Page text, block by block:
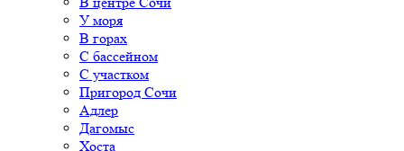
У моря
В горах
С бассейном
С участком
Пригород Сочи
Адлер
Дагомыс
Хоста